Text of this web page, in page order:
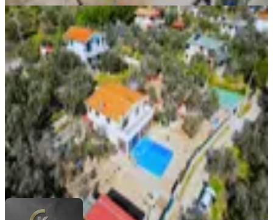
Güçlü Kardeşler 1350m2 Arsa
İçerisinde Havuzlu 4+1 Çiftlik Evi
Balıkesir, Edremit
4+1·250 m²·04.04.2026
29.000.000 ₺
Güçlü Kardeşler EmlakEMRULLAH GÜÇLÜ
Ara